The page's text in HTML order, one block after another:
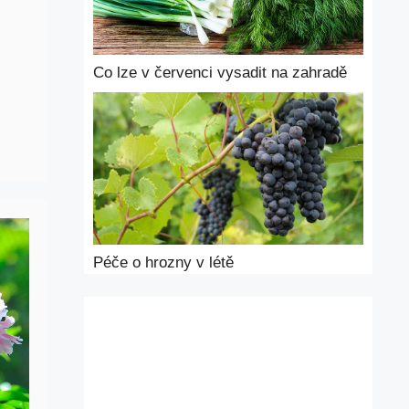
Co lze v červenci vysadit na zahradě
Péče o hrozny v létě